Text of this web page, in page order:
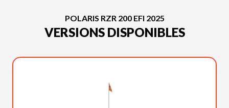
POLARIS RZR 200 EFI 2025
VERSIONS DISPONIBLES